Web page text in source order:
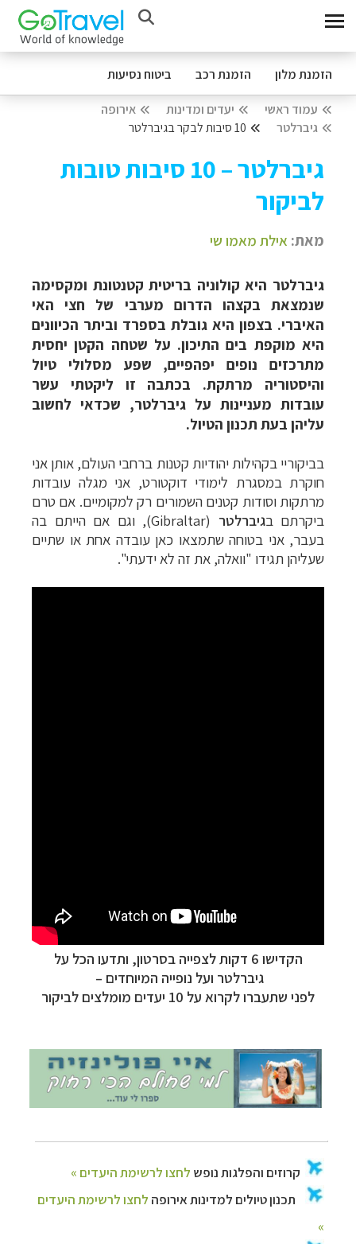
הזמנת מלון הזמנת רכב ביטוח נסיעות
עמוד ראשי יעדים ומדינות
אירופה
גיברלטר
10 סיבות לבקר בגיברלטר
גיברלטר – 10 סיבות טובות
לביקור
מאת: אילת ­מאמו שי
גיברלטר היא קולוניה בריטית קטנטונת ומקסימה
שנמצאת בקצהו הדרום מערבי של חצי האי
האיברי. בצפון היא גובלת בספרד וביתר הכיוונים
היא מוקפת בים התיכון. על שטחה הקטן יחסית
מתרכזים נופים יפהפיים, שפע מסלולי טיול
והיסטוריה מרתקת. בכתבה זו ליקטתי עשר
עובדות מעניינות על גיברלטר, שכדאי לחשוב
עליהן בעת תכנון הטיול.
בביקוריי בקהילות יהודיות קטנות ברחבי העולם, אותן אני
חוקרת במסגרת לימודי דוקטורט, אני מגלה עובדות
מרתקות וסודות קטנים השמורים רק למקומיים. אם טרם
ביקרתם בגיברלטר (Gibraltar)
, וגם אם הייתם בה
בעבר, אני בטוחה שתמצאו כאן עובדה אחת או שתיים
שעליהן תגידו "וואלה, את זה לא ידעתי".
הקדישו 6 דקות לצפייה בסרטון, ותדעו הכל על
גיברלטר ועל נופייה המיוחדים –
לפני שתעברו לקרוא על 10 יעדים מומלצים לביקור
קרוזים והפלגות נופש לחצו לרשימת היעדים »
תכנון טיולים למדינות אירופהלחצו לרשימת היעדים
היעדים »